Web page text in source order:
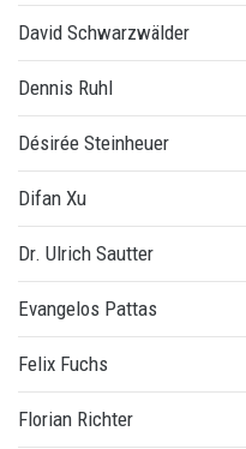
David Schwarzwälder
Dennis Ruhl
Désirée Steinheuer
Difan Xu
Dr. Ulrich Sautter
Evangelos Pattas
Felix Fuchs
Florian Richter